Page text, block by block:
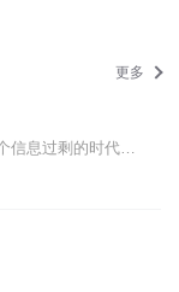
更多
推倒纸牌屋，直击华盛顿。这是一个信息过剩的时代，也是一个真相迷离的时代。美国既是中国发展最重要的...